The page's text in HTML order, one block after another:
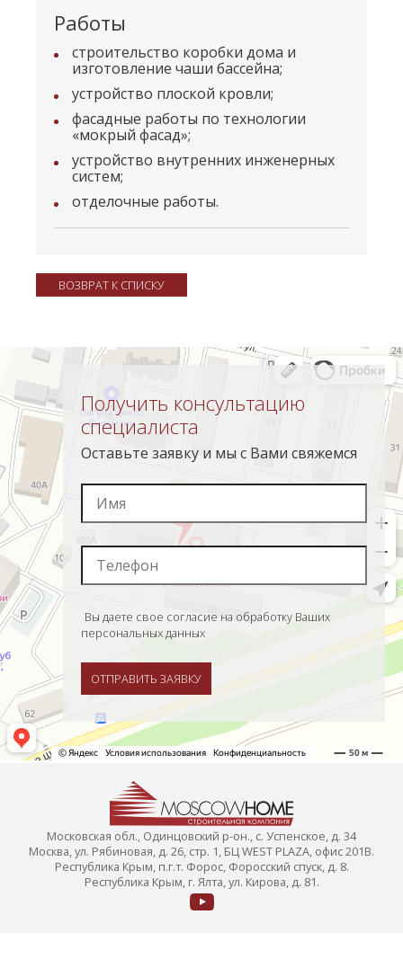
Работы
строительство коробки дома и
изготовление чаши бассейна;
устройство плоской кровли;
фасадные работы по технологии
«мокрый фасад»;
устройство внутренних инженерных
систем;
отделочные работы.
ВОЗВРАТ К СПИСКУ
Получить консультацию
специалиста
Оставьте заявку и мы с Вами свяжемся
Вы даете свое согласие на обработку Ваших
персональных данных
ОТПРАВИТЬ ЗАЯВКУ
Московская обл., Одинцовский р-он., с. Успенское, д. 34
Москва, ул. Рябиновая, д. 26, стр. 1, БЦ WEST PLAZA, офис 201В.
Республика Крым, п.г.т. Форос, Форосский спуск, д. 8.
Республика Крым, г. Ялта, ул. Кирова, д. 81.